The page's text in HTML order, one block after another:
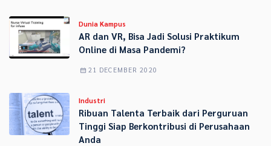
Dunia Kampus
AR dan VR, Bisa Jadi Solusi Praktikum
Online di Masa Pandemi?
21 DECEMBER 2020
Industri
Ribuan Talenta Terbaik dari Perguruan
Tinggi Siap Berkontribusi di Perusahaan
Anda